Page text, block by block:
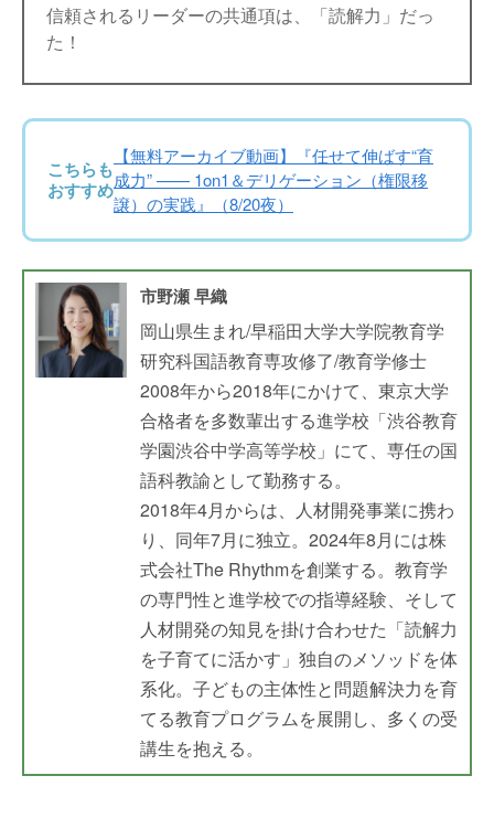
信頼されるリーダーの共通項は、「読解力」だっ
た！
こちらも
おすすめ
【無料アーカイブ動画】『任せて伸ばす“育
成力” —— 1on1＆デリゲーション（権限移
譲）の実践』（8/20夜）
市野瀬 早織
岡山県生まれ/早稲田大学大学院教育学
研究科国語教育専攻修了/教育学修士
2008年から2018年にかけて、東京大学
合格者を多数輩出する進学校「渋谷教育
学園渋谷中学高等学校」にて、専任の国
語科教諭として勤務する。
2018年4月からは、人材開発事業に携わ
り、同年7月に独立。2024年8月には株
式会社The Rhythmを創業する。教育学
の専門性と進学校での指導経験、そして
人材開発の知見を掛け合わせた「読解力
を子育てに活かす」独自のメソッドを体
系化。子どもの主体性と問題解決力を育
てる教育プログラムを展開し、多くの受
講生を抱える。